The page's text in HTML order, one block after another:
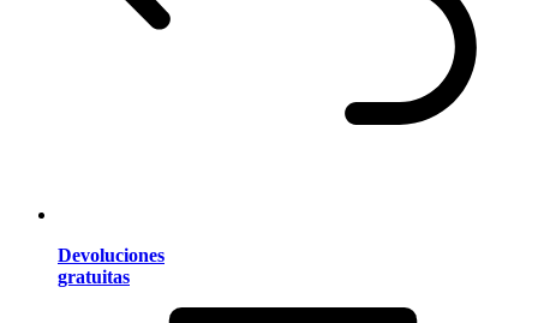
Devoluciones
gratuitas